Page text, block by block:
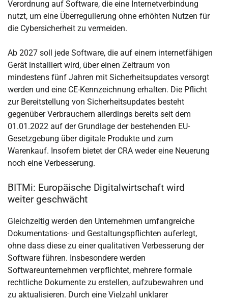
Verordnung auf Software, die eine Internetverbindung
nutzt, um eine Überregulierung ohne erhöhten Nutzen für
die Cybersicherheit zu vermeiden.
Ab 2027 soll jede Software, die auf einem internetfähigen
Gerät installiert wird, über einen Zeitraum von
mindestens fünf Jahren mit Sicherheitsupdates versorgt
werden und eine CE-Kennzeichnung erhalten. Die Pflicht
zur Bereitstellung von Sicherheitsupdates besteht
gegenüber Verbrauchern allerdings bereits seit dem
01.01.2022 auf der Grundlage der bestehenden EU-
Gesetzgebung über digitale Produkte und zum
Warenkauf. Insofern bietet der CRA weder eine Neuerung
noch eine Verbesserung.
BITMi: Europäische Digitalwirtschaft wird
weiter geschwächt
Gleichzeitig werden den Unternehmen umfangreiche
Dokumentations- und Gestaltungspflichten auferlegt,
ohne dass diese zu einer qualitativen Verbesserung der
Software führen. Insbesondere werden
Softwareunternehmen verpflichtet, mehrere formale
rechtliche Dokumente zu erstellen, aufzubewahren und
zu aktualisieren. Durch eine Vielzahl unklarer